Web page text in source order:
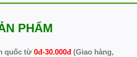
PHẨM
quốc từ 0đ-30.000đ(Giao hàng,